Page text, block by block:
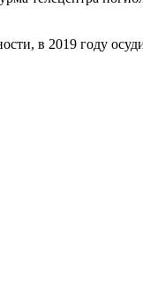
в 2019 году